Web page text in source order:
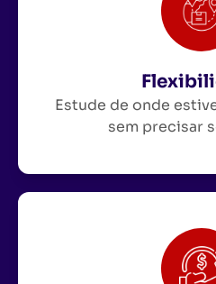
Estude de onde
sem precisar